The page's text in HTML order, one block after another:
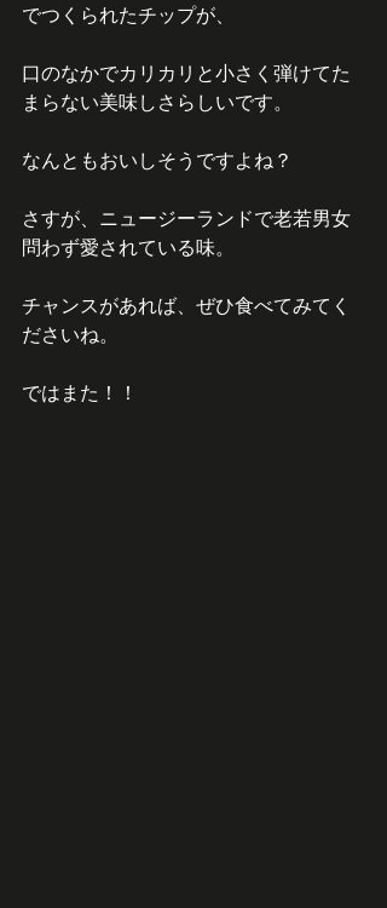
でつくられたチップが、
口のなかでカリカリと小さく弾けてた
まらない美味しさらしいです。
なんともおいしそうですよね？
さすが、ニュージーランドで老若男女
問わず愛されている味。
チャンスがあれば、ぜひ食べてみてく
ださいね。
ではまた！！